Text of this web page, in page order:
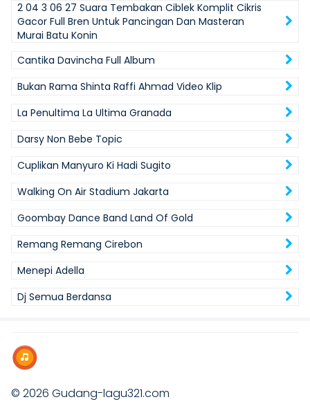
2 04 3 06 27 Suara Tembakan Ciblek Komplit Cikris
Gacor Full Bren Untuk Pancingan Dan Masteran
Murai Batu Konin
Cantika Davincha Full Album
Bukan Rama Shinta Raffi Ahmad Video Klip
La Penultima La Ultima Granada
Darsy Non Bebe Topic
Cuplikan Manyuro Ki Hadi Sugito
Walking On Air Stadium Jakarta
Goombay Dance Band Land Of Gold
Remang Remang Cirebon
Menepi Adella
Dj Semua Berdansa
© 2026 Gudang-lagu321.com